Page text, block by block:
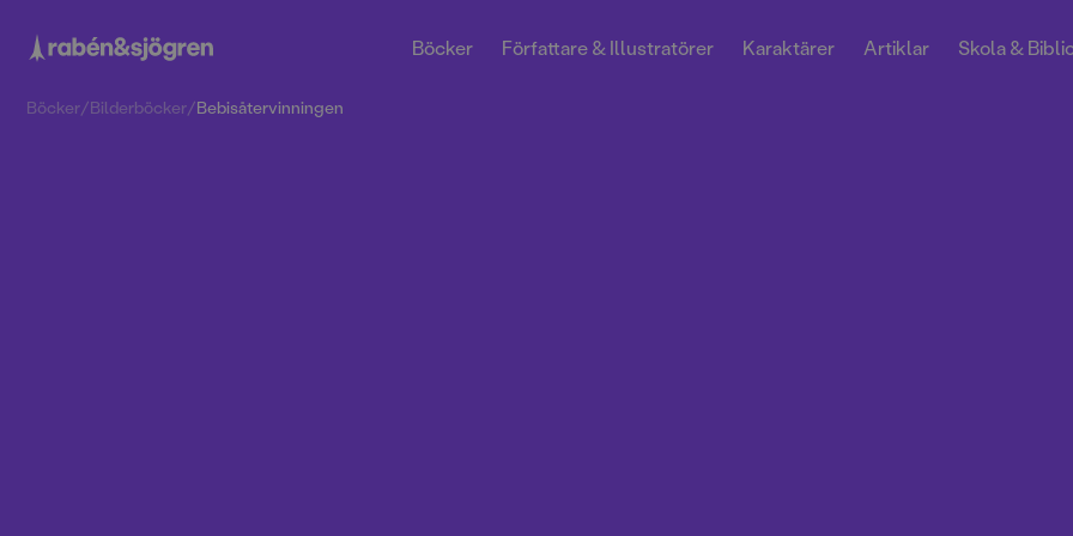
Böcker Författare & Illustratörer Karaktärer Artiklar Skola &
Böcker/Bilderböcker/Bebisåtervinningen